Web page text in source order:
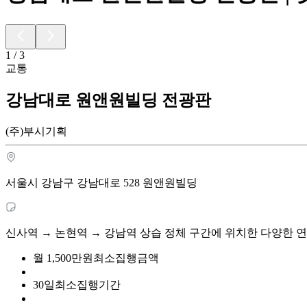
1 /3
교통
강남대로 원앤원빌딩 전광판
(주)부시기획
서울시 강남구 강남대로 528 원앤원빌딩
신사역 → 논현역 → 강남역 상습 정체 구간에 위치한 다양한
월 1,500만원 최소집행금액
30일최소집행기간